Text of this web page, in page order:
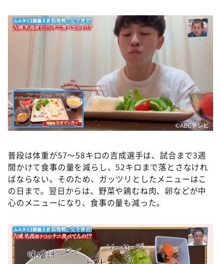
©ABCテレビ
普段は体重が57～58キロの吉成選手は、試合まで3週
間かけて食事の量を減らし、52キロまで落とさなけれ
ばならない。そのため、ガッツリとしたメニューはこ
の日まで。翌日からは、野菜や鶏むね肉、卵などが中
心のメニューになり、食事の量も減った。